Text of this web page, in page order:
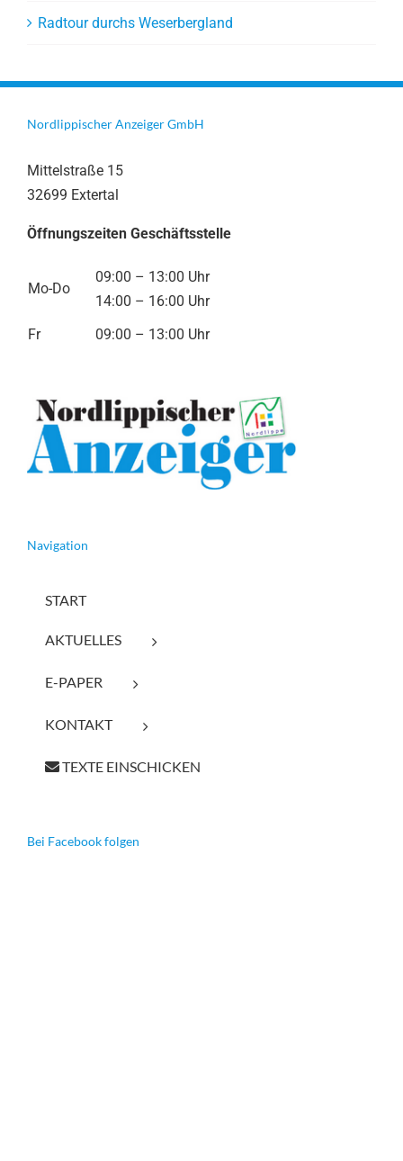
Radtour durchs Weserbergland
Nordlippischer Anzeiger GmbH
Mittelstraße 15
32699 Extertal
Öffnungszeiten Geschäftsstelle
Mo-Do
09:00 – 13:00 Uhr
14:00 – 16:00 Uhr
Fr
09:00 – 13:00 Uhr
Navigation
START
AKTUELLES
E-PAPER
KONTAKT
TEXTE EINSCHICKEN
Bei Facebook folgen